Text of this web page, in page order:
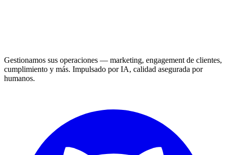
Gestionamos sus operaciones — marketing, engagement de clientes,
cumplimiento y más. Impulsado por IA, calidad asegurada por
humanos.